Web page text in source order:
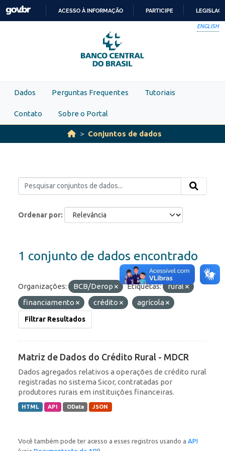
Skip to main content
PARA
O
CONTEÚDO
ACESSO À INFORMAÇÃO PARTICIPE
ENGLISH
Dados Perguntas Frequentes Tutoriais
Contato Sobre o Portal
Conjuntos de dados
Ordenar por
1 conjunto de dados encontrado
Organizações: BCB/Derop Etiquetas:
rural
financiamento
crédito agrícola
Filtrar Resultados
Matriz de Dados do Crédito Rural - MDCR
Dados agregados relativos a operações de crédito rural
registradas no sistema Sicor, contratadas por
produtores rurais em instituições financeiras.
HTML API OData JSON
Você também pode ter acesso a esses registros usando a API